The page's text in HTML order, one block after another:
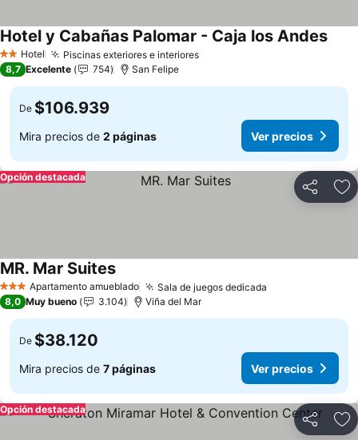
2 Estrellas
Hotel Piscinas exteriores e interiores
Hotel y Cabañas Palomar - Caja los Andes
8,7 Excelente 754 San Felipe
De $106.939
Mira precios de 2 páginas Ver precios
Compartir
Opción destacada
3 EstrellasApartamento amueblado Sala de juegos dedicada
MR. Mar Suites
8,0 Muy bueno 3.104 Viña del Mar
De $38.120
Mira precios de 7 páginas Ver precios
Compartir
Opción destacada